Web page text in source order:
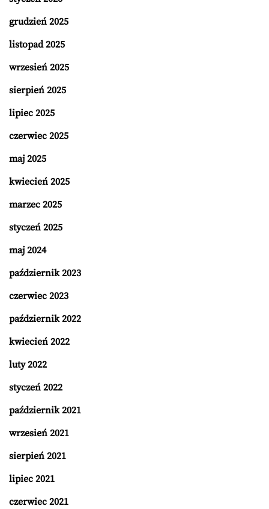
grudzień 2025
listopad 2025
wrzesień 2025
sierpień 2025
lipiec 2025
czerwiec 2025
maj 2025
kwiecień 2025
marzec 2025
styczeń 2025
maj 2024
październik 2023
czerwiec 2023
październik 2022
kwiecień 2022
luty 2022
styczeń 2022
październik 2021
wrzesień 2021
sierpień 2021
lipiec 2021
czerwiec 2021